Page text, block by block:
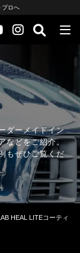
プロへ
ダーメイドイン
などをご紹介。
もぜひご覧くだ
HEAL LITEコーティ